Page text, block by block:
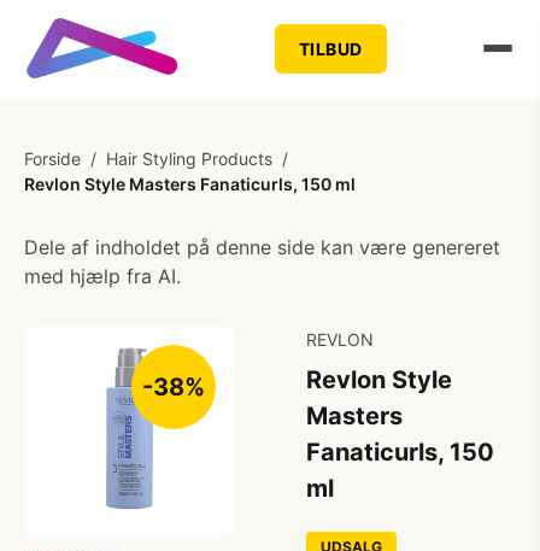
TILBUD
Forside / Hair Styling Products /
Revlon Style Masters Fanaticurls, 150 ml
Dele af indholdet på denne side kan være genereret
med hjælp fra AI.
-38%
REVLON
Revlon Style
Masters
Fanaticurls, 150
ml
UDSALG